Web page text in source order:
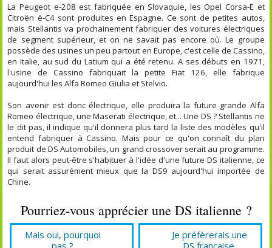
La Peugeot e-208 est fabriquée en Slovaquie, les Opel Corsa-E et
Citroën ë-C4 sont produites en Espagne. Ce sont de petites autos,
mais Stellantis va prochainement fabriquer des voitures électriques
de segment supérieur, et on ne savait pas encore où. Le groupe
possède des usines un peu partout en Europe, c'est celle de Cassino,
en Italie, au sud du Latium qui a été retenu. A ses débuts en 1971,
l'usine de Cassino fabriquait la petite Fiat 126, elle fabrique
aujourd'hui les Alfa Romeo Giulia et Stelvio.
Son avenir est donc électrique, elle produira la future grande Alfa
Romeo électrique, une Maserati électrique, et... Une DS ? Stellantis ne
le dit pas, il indique qu'il donnera plus tard la liste des modèles qu'il
entend fabriquer à Cassino. Mais pour ce qu'on connaît du plan
produit de DS Automobiles, un grand crossover serait au programme.
Il faut alors peut-être s'habituer à l'idée d'une future DS italienne, ce
qui serait assurément mieux que la DS9 aujourd'hui importée de
Chine.
Pourriez-vous apprécier une DS italienne ?
Mais oui, pourquoi
pas ?
Je préfèrerais une
DS française.